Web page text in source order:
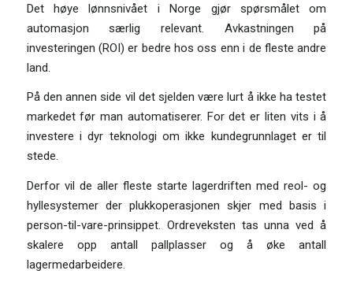
Det høye lønnsnivået i Norge gjør spørsmålet om
automasjon særlig relevant. Avkastningen på
investeringen (ROI) er bedre hos oss enn i de fleste andre
land.
På den annen side vil det sjelden være lurt å ikke ha testet
markedet før man automatiserer. For det er liten vits i å
investere i dyr teknologi om ikke kundegrunnlaget er til
stede.
Derfor vil de aller fleste starte lagerdriften med reol- og
hyllesystemer der plukkoperasjonen skjer med basis i
person-til-vare-prinsippet. Ordreveksten tas unna ved å
skalere opp antall pallplasser og å øke antall
lagermedarbeidere.